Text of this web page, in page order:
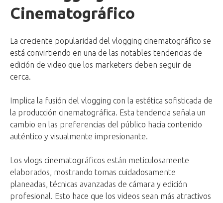
Cinematográfico
La creciente popularidad del vlogging cinematográfico se
está convirtiendo en una de las notables tendencias de
edición de video que los marketers deben seguir de
cerca.
Implica la fusión del vlogging con la estética sofisticada de
la producción cinematográfica. Esta tendencia señala un
cambio en las preferencias del público hacia contenido
auténtico y visualmente impresionante.
Los vlogs cinematográficos están meticulosamente
elaborados, mostrando tomas cuidadosamente
planeadas, técnicas avanzadas de cámara y edición
profesional. Esto hace que los videos sean más atractivos